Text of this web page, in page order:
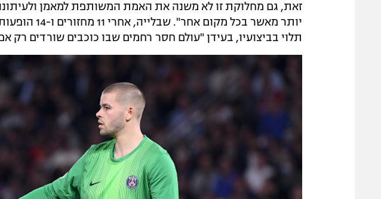
זאת, גם מחלוקת זו לא משנה את האמת המשותפת למאמן
יותר מאשר בכל
תלוי בביצועיו, בעידן "עולם חסר רחמים שבו כוכבים שורדים רק